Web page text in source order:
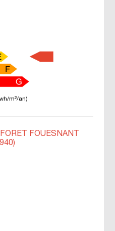
m²/an)
FOUESNANT